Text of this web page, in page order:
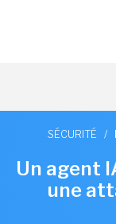
SÉCURITÉ /
Un agent
une